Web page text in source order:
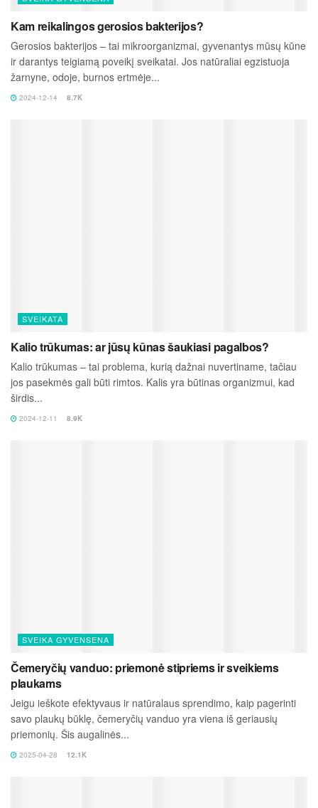
Kam reikalingos gerosios bakterijos?
Gerosios bakterijos – tai mikroorganizmai, gyvenantys mūsų kūne
ir darantys teigiamą poveikį sveikatai. Jos natūraliai egzistuoja
žarnyne, odoje, burnos ertmėje...
2024-12-14 8.7K
SVEIKATA
Kalio trūkumas: ar jūsų kūnas šaukiasi pagalbos?
Kalio trūkumas – tai problema, kurią dažnai nuvertiname, tačiau
jos pasekmės gali būti rimtos. Kalis yra būtinas organizmui, kad
širdis...
2024-12-11 8.9K
SVEIKA GYVENSENA
Čemeryčių vanduo: priemonė stipriems ir sveikiems
plaukams
Jeigu ieškote efektyvaus ir natūralaus sprendimo, kaip pagerinti
savo plaukų būklę, čemeryčių vanduo yra viena iš geriausių
priemonių. Šis augalinės...
2025-04-28 12.1K